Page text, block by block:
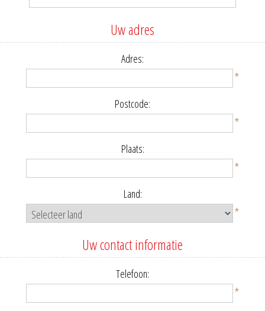
Uw adres
Adres:
*
Postcode:
*
Plaats:
*
Land:
*
Uw contact informatie
Telefoon:
*